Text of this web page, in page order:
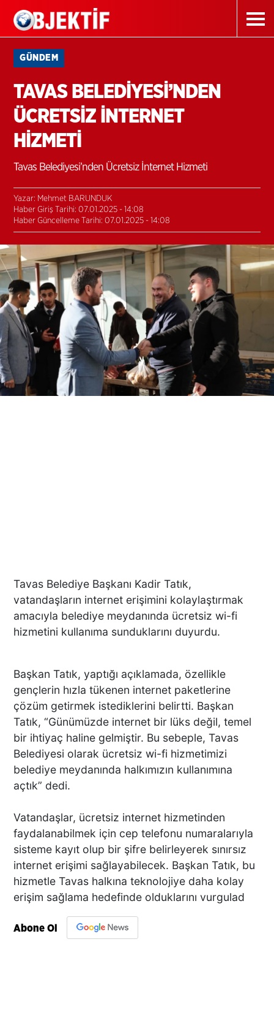
GÜNDEM
TAVAS BELEDİYESİ’NDEN
ÜCRETSİZ İNTERNET
HİZMETİ
Tavas Belediyesi’nden Ücretsiz İnternet Hizmeti
Yazar: Mehmet BARUNDUK
Haber Giriş Tarihi: 07.01.2025 - 14:08
Haber Güncelleme Tarihi: 07.01.2025 - 14:08
Tavas Belediye Başkanı Kadir Tatık,
vatandaşların internet erişimini kolaylaştırmak
amacıyla belediye meydanında ücretsiz wi-fi
hizmetini kullanıma sunduklarını duyurdu.
Başkan Tatık, yaptığı açıklamada, özellikle
gençlerin hızla tükenen internet paketlerine
çözüm getirmek istediklerini belirtti. Başkan
Tatık, “Günümüzde internet bir lüks değil, temel
bir ihtiyaç haline gelmiştir. Bu sebeple, Tavas
Belediyesi olarak ücretsiz wi-fi hizmetimizi
belediye meydanında halkımızın kullanımına
açtık” dedi.
Vatandaşlar, ücretsiz internet hizmetinden
faydalanabilmek için cep telefonu numaralarıyla
sisteme kayıt olup bir şifre belirleyerek sınırsız
internet erişimi sağlayabilecek. Başkan Tatık, bu
hizmetle Tavas halkına teknolojiye daha kolay
erişim sağlama hedefinde olduklarını vurgulad
Abone Ol